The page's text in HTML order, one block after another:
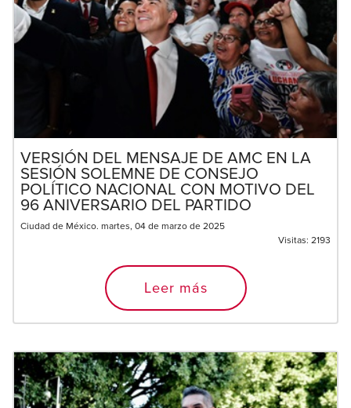
VERSIÓN DEL MENSAJE DE AMC EN LA
SESIÓN SOLEMNE DE CONSEJO
POLÍTICO NACIONAL CON MOTIVO DEL
96 ANIVERSARIO DEL PARTIDO
Ciudad de México. martes, 04 de marzo de 2025
Visitas: 2193
Leer más